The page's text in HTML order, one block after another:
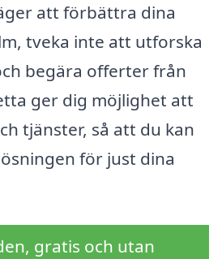
att förbättra dina
tveka inte att utforska
begära offerter från
ger dig möjlighet att
tjänster, så att du kan
för just dina
gratis och utan